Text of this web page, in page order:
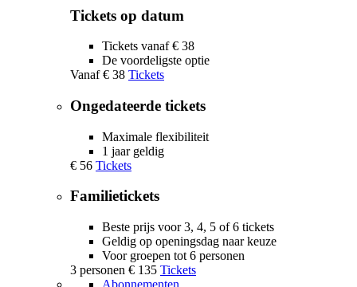
Tickets op datum
Tickets vanaf € 38
De voordeligste optie
Vanaf € 38 Tickets
Ongedateerde tickets
Maximale flexibiliteit
1 jaar geldig
€ 56 Tickets
Familietickets
Beste prijs voor 3, 4, 5 of 6 tickets
Geldig op openingsdag naar keuze
Voor groepen tot 6 personen
3 personen € 135 Tickets